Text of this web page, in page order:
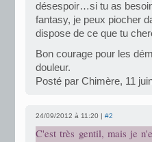
désespoir…si tu as
fantasy, je peux piocher
dispose de ce que tu
Bon courage pour les
douleur.
Posté par Chimère, 11
24/09/2012 à 11:20 | #2
C'est très gentil, mais je